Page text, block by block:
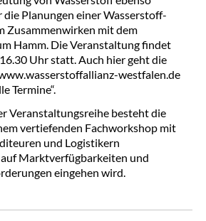
Planungen einer Wasserstoff-
Zusammenwirken mit dem
Hamm. Die Veranstaltung findet
Uhr statt. Auch hier geht die
westfalen.de
Termine“.
Veranstaltungsreihe besteht die
vertiefenden Fachworkshop mit
und Logistikern
Marktverfügbarkeiten und
eingehen wird.